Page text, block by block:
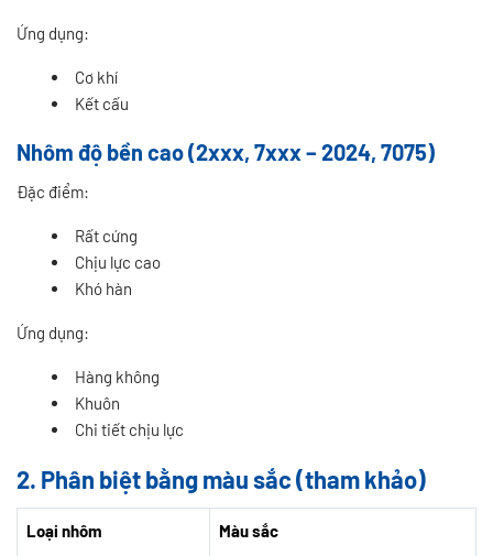
Ứng dụng:
Cơ khí
Kết cấu
Nhôm độ bền cao (2xxx, 7xxx – 2024, 7075)
Đặc điểm:
Rất cứng
Chịu lực cao
Khó hàn
Ứng dụng:
Hàng không
Khuôn
Chi tiết chịu lực
2. Phân biệt bằng màu sắc (tham khảo)
Loại nhôm Màu sắc